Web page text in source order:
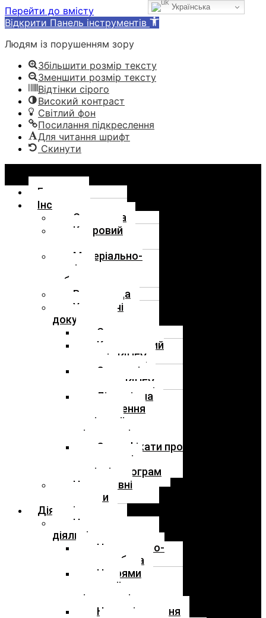
Перейти до вмісту
Відкрити Панель інструментів
Людям із порушенням зору
Збільшити розмір тексту
Зменшити розмір тексту
Відтінки сірого
Високий контраст
Світлий фон
Посилання підкреслення
Для читання шрифт
Скинути
Menu
Головна
Інститут
Структура
Кадровий
Матеріально-
технічне
забезпечення
Вчена рада
Установчі
документи
Статут
Колективний
договір КІНГУ
Стратегія
розвитку КІНГУ
Ліцензія на
провадження
освітньої
діяльності
Сертифікати про
акредитацію
освітніх програм
Нормативні
документи
Діяльність
Наукова
діяльність
Нормативно-
правова база
Напрями
наукової
діяльності
Наукові видання
Українська